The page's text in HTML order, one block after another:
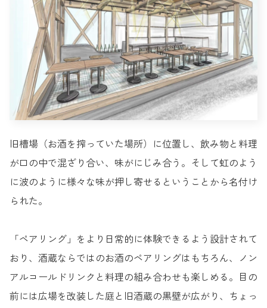
旧槽場（お酒を搾っていた場所）に位置し、飲み物と料理
が口の中で混ざり合い、味がにじみ合う。そして虹のよう
に波のように様々な味が押し寄せるということから名付け
られた。
「ペアリング」をより日常的に体験できるよう設計されて
おり、酒蔵ならではのお酒のペアリングはもちろん、ノン
アルコールドリンクと料理の組み合わせも楽しめる。目の
前には広場を改装した庭と旧酒蔵の黒壁が広がり、ちょっ